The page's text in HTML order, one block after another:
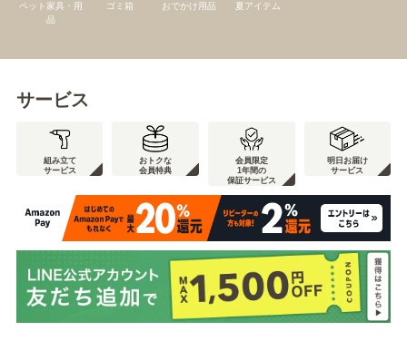
ペット家具・用
品
ゴミ箱 おでかけ用品 夏アイテム
サービス
組み立て
サービス
おトクな
会員特典
会員限定
1年間の
保証サービス
明日お届け
サービス